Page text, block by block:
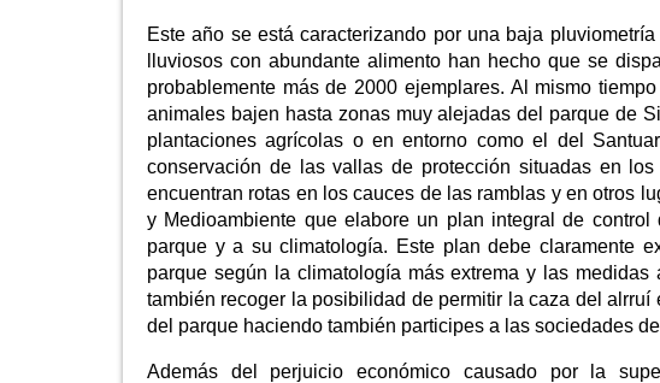
Este año se está caracterizando por una baja
lluviosos con abundante alimento han hecho que se
probablemente más de 2000 ejemplares. Al mismo
animales bajen hasta zonas muy alejadas del parque de
plantaciones agrícolas o en entorno como el del
conservación de las vallas de protección situadas en
encuentran rotas en los cauces de las ramblas y en otros
y Medioambiente que elabore un plan integral de
parque y a su climatología. Este plan debe claramente
parque según la climatología más extrema y las
también recoger la posibilidad de permitir la caza del
del parque haciendo también participes a las sociedades
Además del perjuicio económico causado por la